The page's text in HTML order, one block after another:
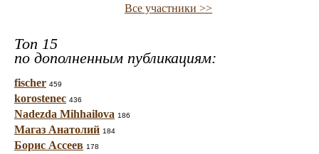
Все участники >>
Топ 15
по дополненным публикациям:
fischer 459
korostenec 436
Nadezda Mihhailova 186
Магаз Анатолий 184
Борис Ассеев 178